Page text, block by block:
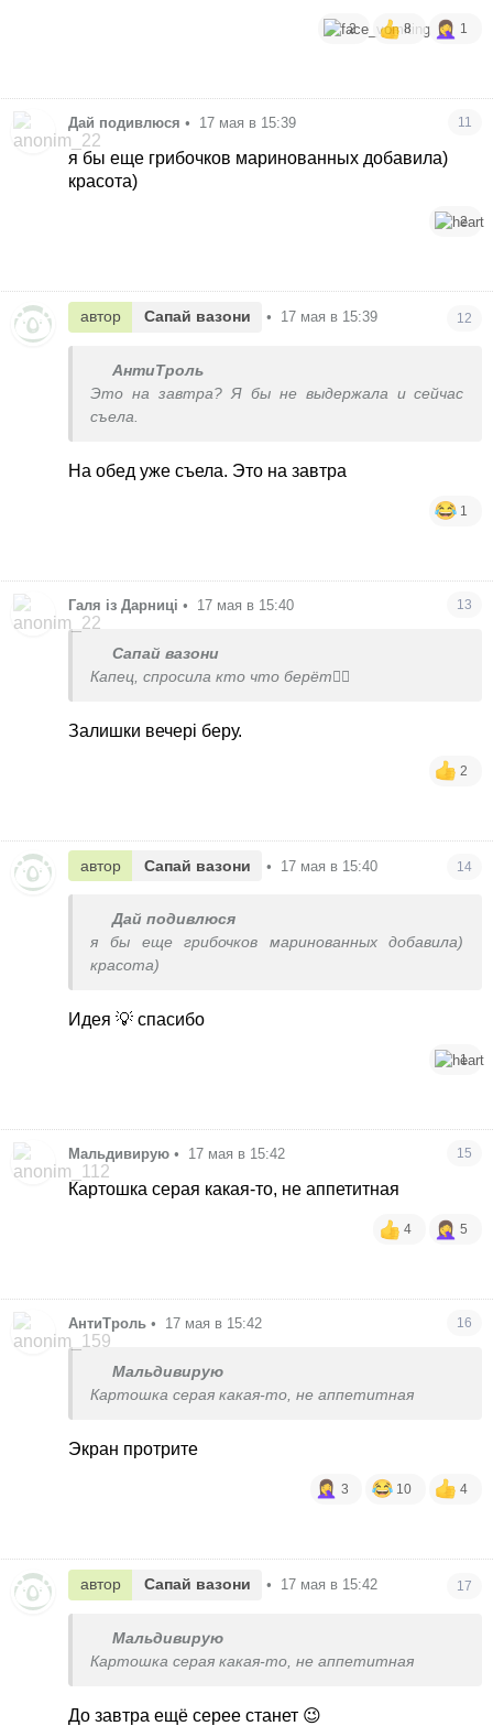
2 8 1
Дай подивлюся • 17 мая в 15:39 11
я бы еще грибочков маринованных добавила)
красота)
2
автор Сапай вазони • 17 мая в 15:39 12
АнтиТроль
Это на завтра? Я бы не выдержала и сейчас
съела.
На обед уже съела. Это на завтра
1
Галя із Дарниці • 17 мая в 15:40 13
Сапай вазони
Капец, спросила кто что берёт🤦‍♀️
Залишки вечері беру.
2
автор Сапай вазони • 17 мая в 15:40 14
Дай подивлюся
я бы еще грибочков маринованных добавила)
красота)
Идея 💡 спасибо
1
Мальдивирую • 17 мая в 15:42 15
Картошка серая какая-то, не аппетитная
4 5
АнтиТроль • 17 мая в 15:42 16
Мальдивирую
Картошка серая какая-то, не аппетитная
Экран протрите
3 10 4
автор Сапай вазони • 17 мая в 15:42 17
Мальдивирую
Картошка серая какая-то, не аппетитная
До завтра ещё серее станет 😉